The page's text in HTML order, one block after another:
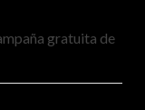
gratuita de